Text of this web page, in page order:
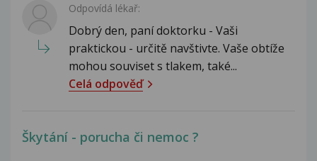
Odpovídá lékař:
Dobrý den, paní doktorku - Vaši
praktickou - určitě navštivte. Vaše obtíže
mohou souviset s tlakem, také...
Celá odpověď
Škytání - porucha či nemoc ?